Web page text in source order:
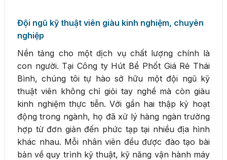
Đội ngũ kỹ thuật viên giàu kinh nghiệm, chuyên
nghiệp
Nền tảng cho một dịch vụ chất lượng chính là
con người. Tại Công ty Hút Bể Phốt Giá Rẻ Thái
Bình, chúng tôi tự hào sở hữu một đội ngũ kỹ
thuật viên không chỉ giỏi tay nghề mà còn giàu
kinh nghiệm thực tiễn. Với gần hai thập kỷ hoạt
động trong ngành, họ đã xử lý hàng ngàn trường
hợp từ đơn giản đến phức tạp tại nhiều địa hình
khác nhau. Mỗi nhân viên đều được đào tạo bài
bản về quy trình kỹ thuật, kỹ năng vận hành máy